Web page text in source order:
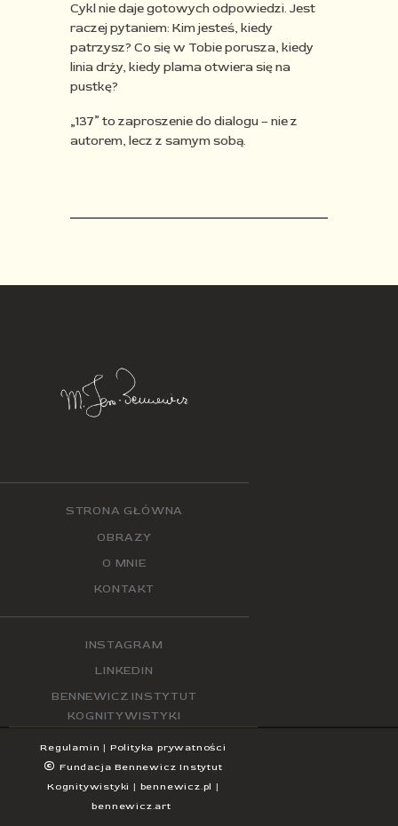
Cykl nie daje gotowych odpowiedzi. Jest
raczej pytaniem: Kim jesteś, kiedy
patrzysz? Co się w Tobie porusza, kiedy
linia drży, kiedy plama otwiera się na
pustkę?​
„137” to zaproszenie do dialogu – nie z
autorem, lecz z samym sobą.
STRONA GŁÓWNA
OBRAZY
O MNIE
KONTAKT
INSTAGRAM
LINKEDIN
BENNEWICZ INSTYTUT
KOGNITYWISTYKI
Regulamin | Polityka prywatności
© Fundacja Bennewicz Instytut
Kognitywistyki | bennewicz.pl|
bennewicz.art